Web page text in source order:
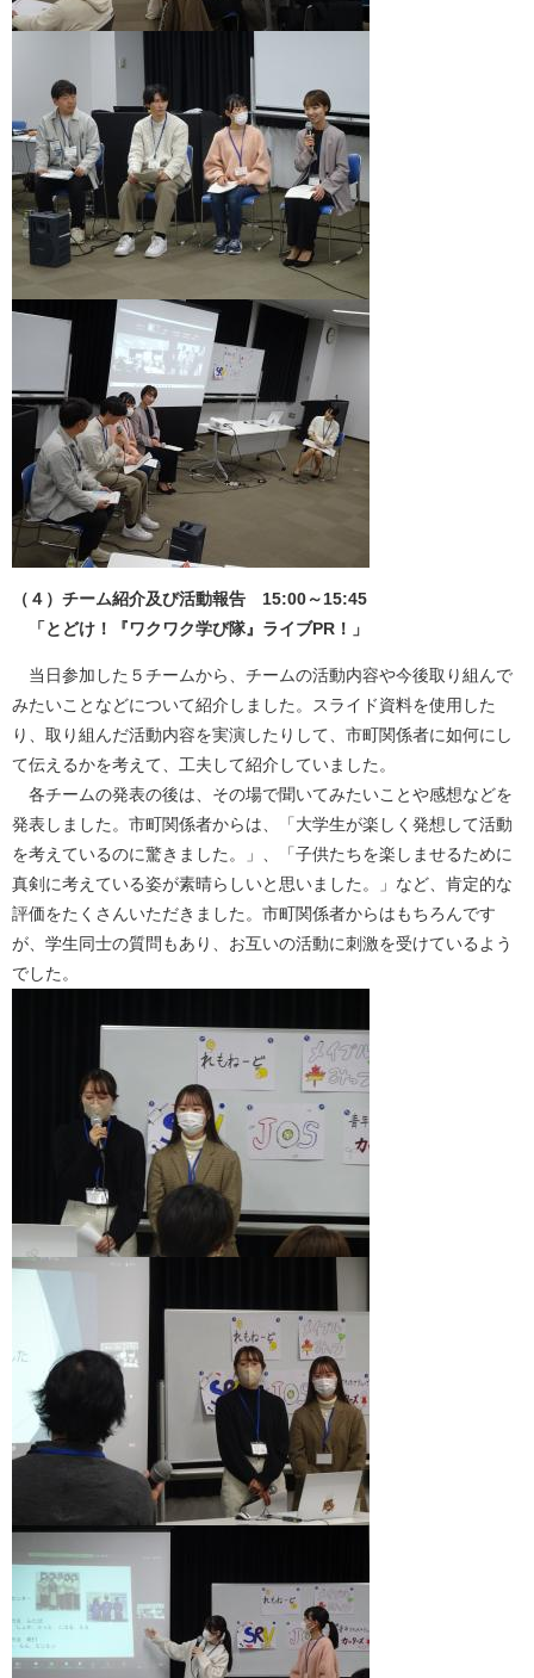
（４）チーム紹介及び活動報告 15:00～15:45
「とどけ！『ワクワク学び隊』ライブPR！」
当日参加した５チームから、チームの活動内容や今後取り組んで
みたいことなどについて紹介しました。スライド資料を使用した
り、取り組んだ活動内容を実演したりして、市町関係者に如何にし
て伝えるかを考えて、工夫して紹介していました。
各チームの発表の後は、その場で聞いてみたいことや感想などを
発表しました。市町関係者からは、「大学生が楽しく発想して活動
を考えているのに驚きました。」、「子供たちを楽しませるために
真剣に考えている姿が素晴らしいと思いました。」など、肯定的な
評価をたくさんいただきました。市町関係者からはもちろんです
が、学生同士の質問もあり、お互いの活動に刺激を受けているよう
でした。​